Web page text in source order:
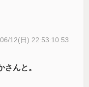
12(日) 22:53:10.53
んと。